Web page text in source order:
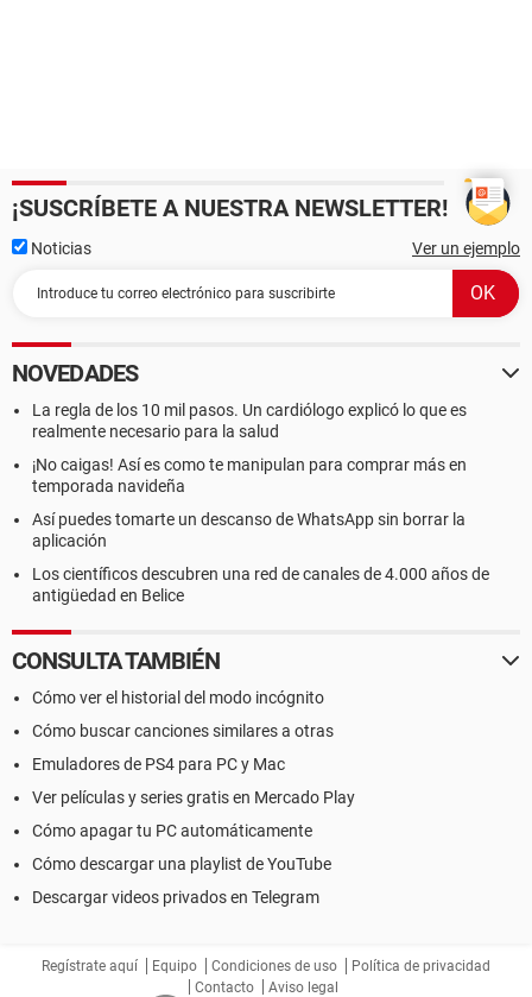
¡SUSCRÍBETE A NUESTRA NEWSLETTER!
Noticias Ver un ejemplo
NOVEDADES
La regla de los 10 mil pasos. Un cardiólogo explicó lo que es
realmente necesario para la salud
¡No caigas! Así es como te manipulan para comprar más en
temporada navideña
Así puedes tomarte un descanso de WhatsApp sin borrar la
aplicación
Los científicos descubren una red de canales de 4.000 años de
antigüedad en Belice
CONSULTA TAMBIÉN
Cómo ver el historial del modo incógnito
Cómo buscar canciones similares a otras
Emuladores de PS4 para PC y Mac
Ver películas y series gratis en Mercado Play
Cómo apagar tu PC automáticamente
Cómo descargar una playlist de YouTube
Descargar videos privados en Telegram
Regístrate aquí Equipo Condiciones de uso
Política de privacidad
Contacto
Aviso legal